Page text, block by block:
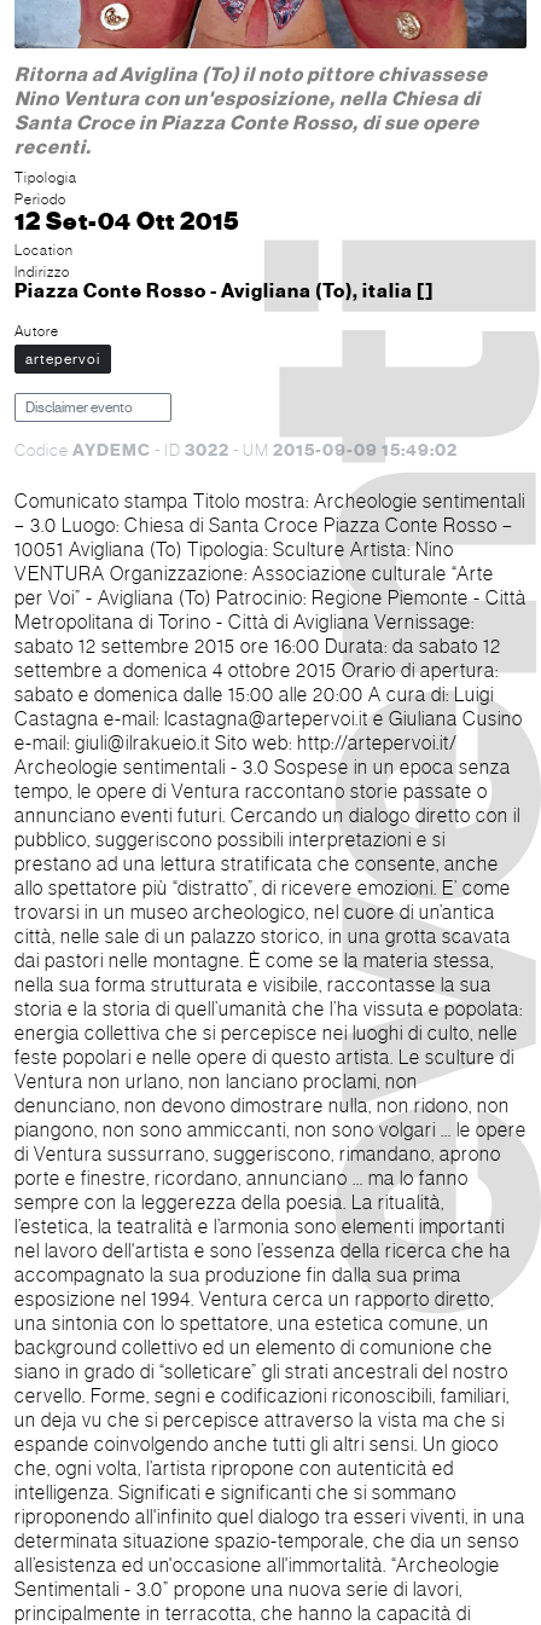
Ritorna ad Aviglina (To) il noto pittore chivassese
Nino Ventura con un'esposizione, nella Chiesa di
Santa Croce in Piazza Conte Rosso, di sue opere
recenti.
Tipologia
Periodo
12 Set-04 Ott 2015
Location
Indirizzo
Piazza Conte Rosso - Avigliana (To), italia []
Autore
artepervoi
Disclaimer evento
Codice AYDEMC - ID 3022 - UM 2015-09-09 15:49:02
Comunicato stampa Titolo mostra: Archeologie sentimentali
– 3.0 Luogo: Chiesa di Santa Croce Piazza Conte Rosso –
10051 Avigliana (To) Tipologia: Sculture Artista: Nino
VENTURA Organizzazione: Associazione culturale “Arte
per Voi” - Avigliana (To) Patrocinio: Regione Piemonte - Città
Metropolitana di Torino - Città di Avigliana Vernissage:
sabato 12 settembre 2015 ore 16:00 Durata: da sabato 12
settembre a domenica 4 ottobre 2015 Orario di apertura:
sabato e domenica dalle 15:00 alle 20:00 A cura di: Luigi
Castagna e-mail: lcastagna@artepervoi.it e Giuliana Cusino
e-mail: giuli@ilrakueio.it Sito web: http://artepervoi.it/
Archeologie sentimentali - 3.0 Sospese in un epoca senza
tempo, le opere di Ventura raccontano storie passate o
annunciano eventi futuri. Cercando un dialogo diretto con il
pubblico, suggeriscono possibili interpretazioni e si
prestano ad una lettura stratificata che consente, anche
allo spettatore più “distratto”, di ricevere emozioni. E’ come
trovarsi in un museo archeologico, nel cuore di un’antica
città, nelle sale di un palazzo storico, in una grotta scavata
dai pastori nelle montagne. È come se la materia stessa,
nella sua forma strutturata e visibile, raccontasse la sua
storia e la storia di quell’umanità che l’ha vissuta e popolata:
energia collettiva che si percepisce nei luoghi di culto, nelle
feste popolari e nelle opere di questo artista. Le sculture di
Ventura non urlano, non lanciano proclami, non
denunciano, non devono dimostrare nulla, non ridono, non
piangono, non sono ammiccanti, non sono volgari … le opere
di Ventura sussurrano, suggeriscono, rimandano, aprono
porte e finestre, ricordano, annunciano … ma lo fanno
sempre con la leggerezza della poesia. La ritualità,
l’estetica, la teatralità e l’armonia sono elementi importanti
nel lavoro dell'artista e sono l’essenza della ricerca che ha
accompagnato la sua produzione fin dalla sua prima
esposizione nel 1994. Ventura cerca un rapporto diretto,
una sintonia con lo spettatore, una estetica comune, un
background collettivo ed un elemento di comunione che
siano in grado di “solleticare” gli strati ancestrali del nostro
cervello. Forme, segni e codificazioni riconoscibili, familiari,
un deja vu che si percepisce attraverso la vista ma che si
espande coinvolgendo anche tutti gli altri sensi. Un gioco
che, ogni volta, l’artista ripropone con autenticità ed
intelligenza. Significati e significanti che si sommano
riproponendo all'infinito quel dialogo tra esseri viventi, in una
determinata situazione spazio-temporale, che dia un senso
all’esistenza ed un'occasione all'immortalità. “Archeologie
Sentimentali - 3.0” propone una nuova serie di lavori,
principalmente in terracotta, che hanno la capacità di